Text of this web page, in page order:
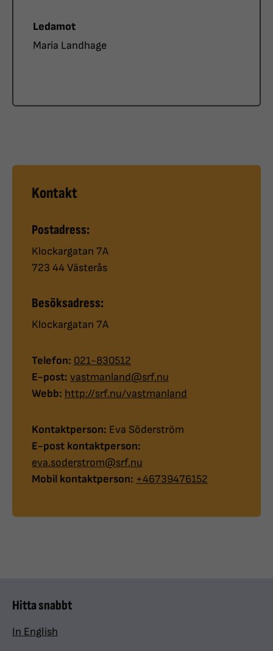
Roll
Ledamot
Namn
Maria Landhage
Kontakt
Postadress:
Klockargatan 7A
723 44 Västerås
Besöksadress:
Klockargatan 7A
Telefon: 021-830512
E-post: vastmanland@srf.nu
Webb: http://srf.nu/vastmanland
Kontaktperson: Eva Söderström
E-post kontaktperson:
eva.soderstrom@srf.nu
Mobil kontaktperson: +46739476152
Hitta snabbt
In English